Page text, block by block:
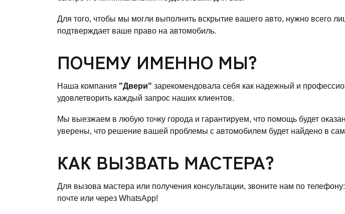
Для того, чтобы мы могли выполнить вскрытие вашего авто, нужно всего
подтверждает ваше право на автомобиль.
ПОЧЕМУ ИМЕННО МЫ?
Наша компания "Двери" зарекомендовала себя как надежный и
удовлетворить каждый запрос наших клиентов.
Мы выезжаем в любую точку города и гарантируем, что помощь будет
уверены, что решение вашей проблемы с автомобилем будет найдено в
КАК ВЫЗВАТЬ МАСТЕРА?
Для вызова мастера или получения консультации, звоните нам по телефону:
почте или через WhatsApp!